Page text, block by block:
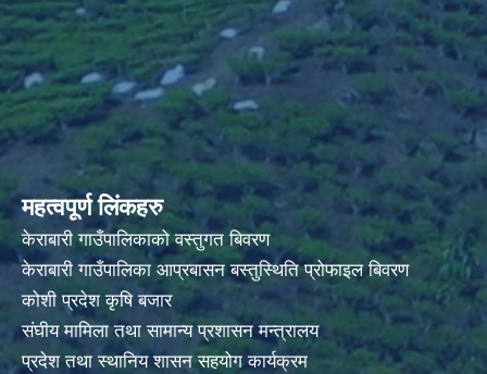
महत्वपूर्ण लिंकहरु
केराबारी गाउँपालिकाको वस्तुगत बिवरण
केराबारी गाउँपालिका आप्रबासन बस्तुस्थिति प्रोफाइल बिवरण
कोशी प्रदेश कृषि बजार
संघीय मामिला तथा सामान्य प्रशासन मन्त्रालय
प्रदेश तथा स्थानिय शासन सहयोग कार्यक्रम